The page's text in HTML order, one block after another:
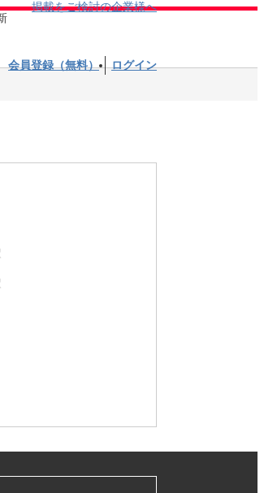
掲載をご検討の企業様へ
会員登録（無料） ログイン